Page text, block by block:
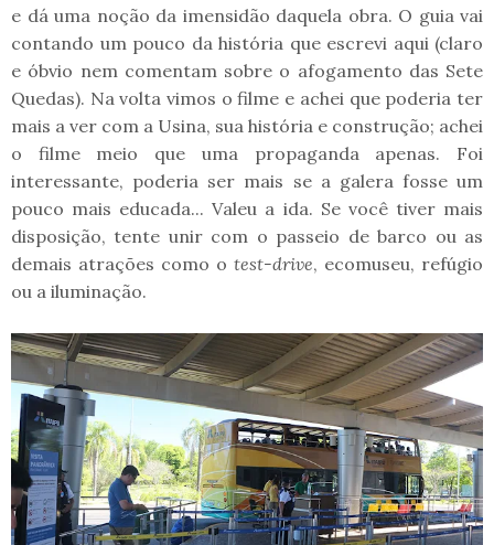
e dá uma noção da imensidão daquela obra. O guia vai
contando um pouco da história que escrevi aqui (claro
e óbvio nem comentam sobre o afogamento das Sete
Quedas). Na volta vimos o filme e achei que poderia ter
mais a ver com a Usina, sua história e construção; achei
o filme meio que uma propaganda apenas. Foi
interessante, poderia ser mais se a galera fosse um
pouco mais educada... Valeu a ida. Se você tiver mais
disposição, tente unir com o passeio de barco ou as
demais atrações como o test-drive, ecomuseu, refúgio
ou a iluminação.